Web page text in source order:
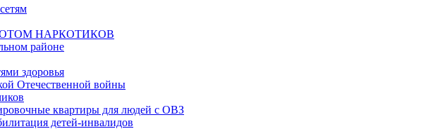
НАРКОТИКОВ
районе
здоровья
Отечественной войны
квартиры для людей с ОВЗ
детей-инвалидов